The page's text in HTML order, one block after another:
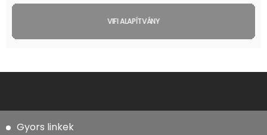
VIFI ALAPÍTVÁNY
Gyors linkek